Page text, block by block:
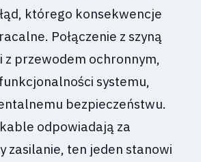
którego konsekwencje
Połączenie z szyną
z przewodem ochronnym,
systemu,
bezpieczeństwu.
odpowiadają za
zasilanie, ten jeden stanowi